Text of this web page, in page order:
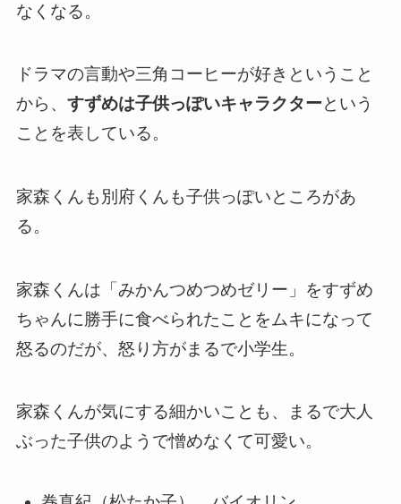
なくなる。
ドラマの言動や三角コーヒーが好きということ
から、 すずめは子供っぽいキャラクターという
ことを表している。
家森くんも別府くんも子供っぽいところがあ
る。
家森くんは「みかんつめつめゼリー」をすずめ
ちゃんに勝手に食べられたことをムキになって
怒るのだが、怒り方がまるで小学生。
家森くんが気にする細かいことも、まるで大人
ぶった子供のようで憎めなくて可愛い。